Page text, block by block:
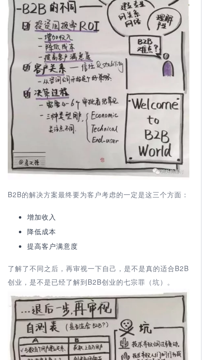
B2B的解决方案最终要为客户考虑的一定是这三个方面：
增加收入
降低成本
提高客户满意度
了解了不同之后，再审视一下自己，是不是真的适合B2B
创业，是不是已经了解到B2B创业的七宗罪（坑）。